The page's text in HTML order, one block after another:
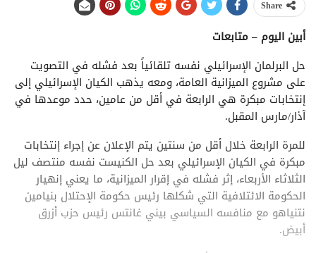
Share
أبين اليوم – متابعات
حل البرلمان الإسرائيلي نفسه تلقائياً بعد فشله في التصويت
على مشروع الميزانية العامة، ومعه يذهب الكيان الإسرائيلي إلى
إنتخابات مبكرة هي الرابعة في أقل من عامين، حدد موعدها في
آذار/مارس المقبل.
للمرة الرابعة خلال أقل من سنتين يتم الإعلان عن إجراء إنتخابات
مبكرة في الكيان الإسرائيلي بعد حل الكنيست نفسه منتصف ليل
الثلاثاء الأربعاء، إثر فشله في إقرار الميزانية، ما يعني إنهيار
الحكومة الائتلافية التي شكلها رئيس حكومة الإحتلال بنيامين
نتنياهو مع منافسه السياسي بيني غانتس رئيس حزب أزرق
أبيض.